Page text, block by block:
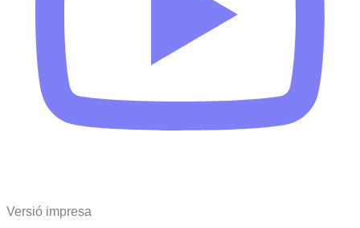
Versió impresa